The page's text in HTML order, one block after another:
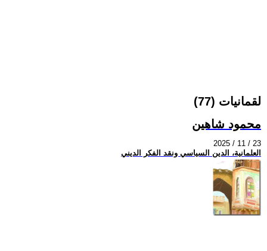
لقمانيات (77)
محمود شاهين
2025 / 11 / 23
العلمانية، الدين السياسي ونقد الفكر الديني